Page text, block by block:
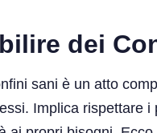
dei
sani è un atto
Implica rispettare i